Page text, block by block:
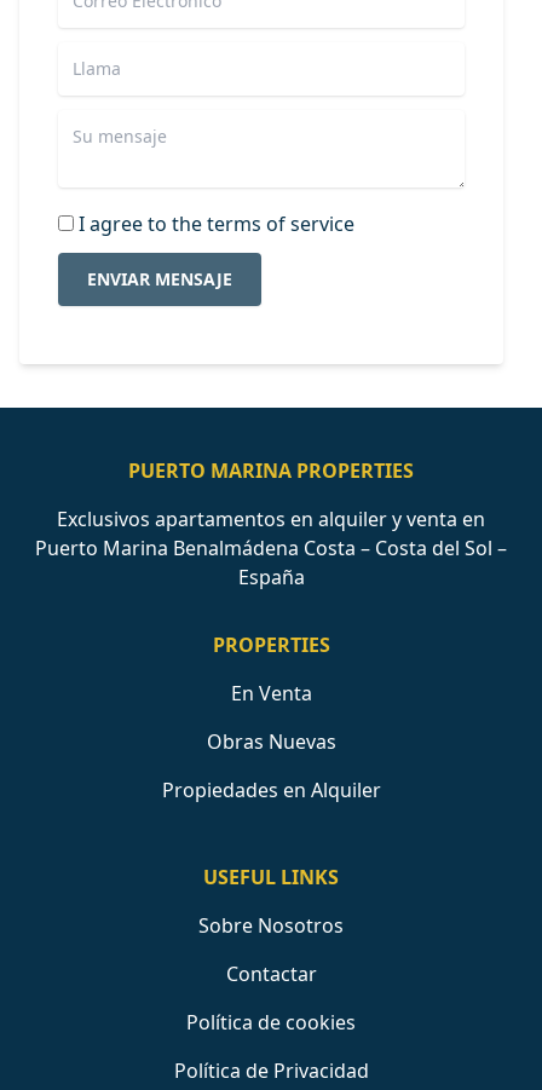
I agree to the terms of service
ENVIAR MENSAJE
PUERTO MARINA PROPERTIES
Exclusivos apartamentos en alquiler y venta en
Puerto Marina Benalmádena Costa – Costa del Sol –
España
PROPERTIES
En Venta
Obras Nuevas
Propiedades en Alquiler
USEFUL LINKS
Sobre Nosotros
Contactar
Política de cookies
Política de Privacidad